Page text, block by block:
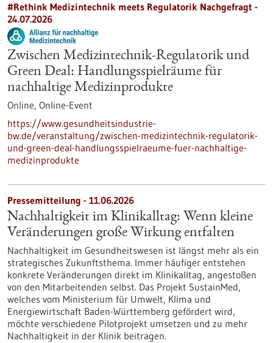
#Rethink Medizintechnik meets Regulatorik Nachgefragt -
24.07.2026
Zwischen Medizintechnik-Regulatorik und
Green Deal: Handlungsspielräume für
nachhaltige Medizinprodukte
Online, Online-Event
https://www.gesundheitsindustrie-
bw.de/veranstaltung/zwischen-medizintechnik-regulatorik-
und-green-deal-handlungsspielraeume-fuer-nachhaltige-
medizinprodukte
Pressemitteilung - 11.06.2026
Nachhaltigkeit im Klinikalltag: Wenn kleine
Veränderungen große Wirkung entfalten
Nachhaltigkeit im Gesundheitswesen ist längst mehr als ein
strategisches Zukunftsthema. Immer häufiger entstehen
konkrete Veränderungen direkt im Klinikalltag, angestoßen
von den Mitarbeitenden selbst. Das Projekt SustainMed,
welches vom Ministerium für Umwelt, Klima und
Energiewirtschaft Baden-Württemberg gefördert wird,
möchte verschiedene Pilotprojekt umsetzen und zu mehr
Nachhaltigkeit in der Klinik beitragen.